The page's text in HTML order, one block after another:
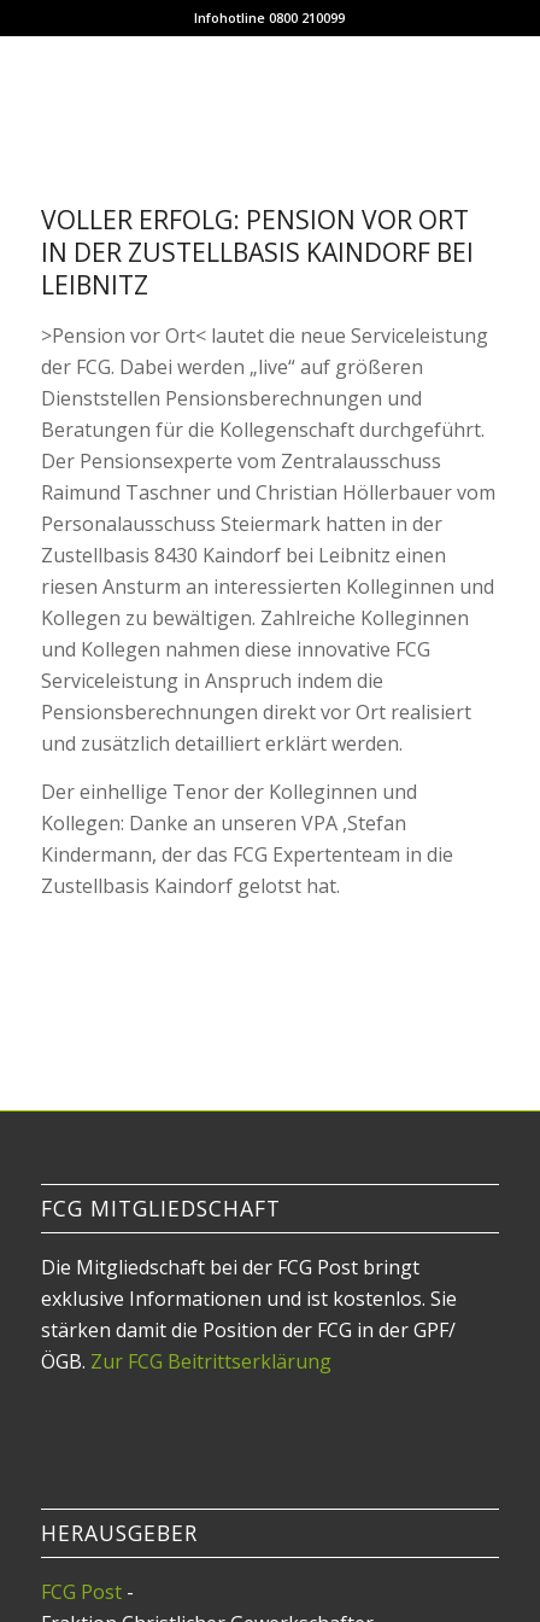
Infohotline 0800 210099
VOLLER ERFOLG: PENSION VOR ORT
IN DER ZUSTELLBASIS KAINDORF BEI
LEIBNITZ
>Pension vor Ort< lautet die neue Serviceleistung
der FCG. Dabei werden „live“ auf größeren
Dienststellen Pensionsberechnungen und
Beratungen für die Kollegenschaft durchgeführt.
Der Pensionsexperte vom Zentralausschuss
Raimund Taschner und Christian Höllerbauer vom
Personalausschuss Steiermark hatten in der
Zustellbasis 8430 Kaindorf bei Leibnitz einen
riesen Ansturm an interessierten Kolleginnen und
Kollegen zu bewältigen. Zahlreiche Kolleginnen
und Kollegen nahmen diese innovative FCG
Serviceleistung in Anspruch indem die
Pensionsberechnungen direkt vor Ort realisiert
und zusätzlich detailliert erklärt werden.
Der einhellige Tenor der Kolleginnen und
Kollegen: Danke an unseren VPA ,Stefan
Kindermann, der das FCG Expertenteam in die
Zustellbasis Kaindorf gelotst hat.
FCG MITGLIEDSCHAFT
Die Mitgliedschaft bei der FCG Post bringt
exklusive Informationen und ist kostenlos. Sie
stärken damit die Position der FCG in der GPF/
ÖGB. Zur FCG Beitrittserklärung
HERAUSGEBER
FCG Post-